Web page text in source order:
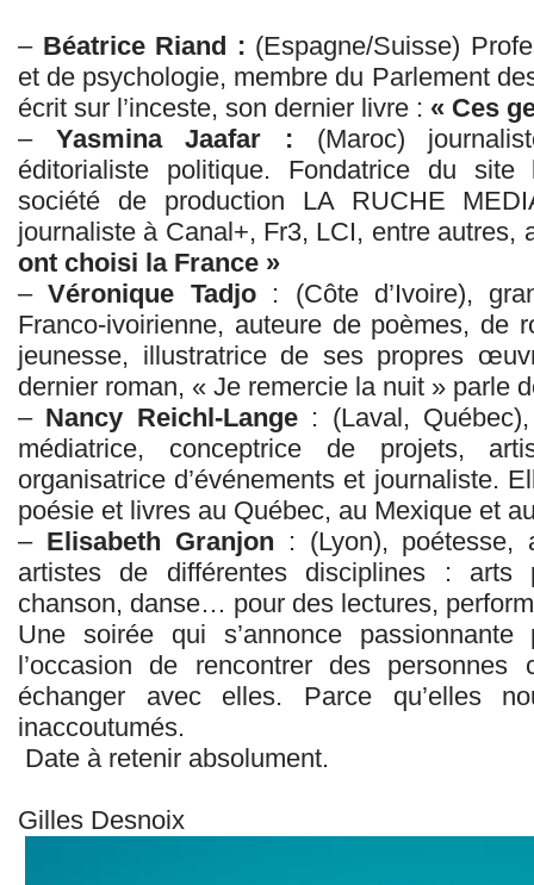
– Béatrice Riand : (Espagne/Suisse)
et de psychologie, membre du Parlement
écrit sur l’inceste, son dernier livre : « Ces
– Yasmina Jaafar : (Maroc)
éditorialiste politique. Fondatrice du
société de production LA RUCHE
journaliste à Canal+, Fr3, LCI, entre
ont choisi la France »
–Véronique Tadjo: (Côte d’Ivoire),
Franco-ivoirienne, auteure de poèmes, de
jeunesse, illustratrice de ses propres
dernier roman, « Je remercie la nuit » parle
– Nancy Reichl-Lange: (Laval, Québec),
médiatrice, conceptrice de projets,
organisatrice d’événements et journaliste.
poésie et livres au Québec, au Mexique et
– Elisabeth Granjon : (Lyon), poétesse,
artistes de différentes disciplines : arts
chanson, danse… pour des lectures,
Une soirée qui s’annonce
l’occasion de rencontrer des
échanger avec elles. Parce qu’elles
inaccoutumés.
Date à retenir absolument.
Gilles Desnoix